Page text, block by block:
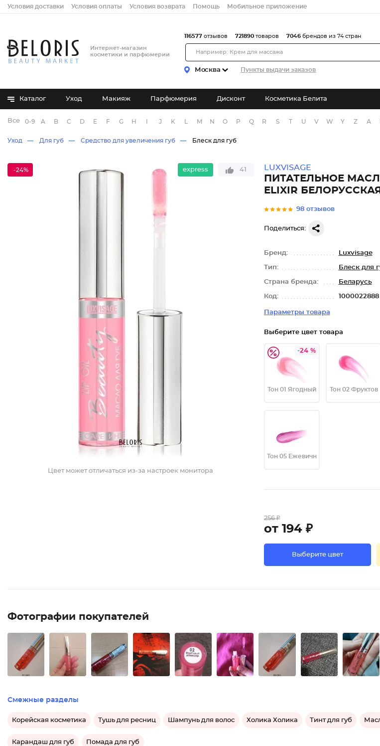
Условия доставки Условия оплаты Условия возврата Помощь Мобильное приложение
Интернет-магазин
косметики и парфюмерии
Москва Пункты выдачи заказов
116577 отзывов 721890 товаров 7046 брендов из 74 стран
Каталог Уход Макияж Парфюмерия Дисконт Косметика Белита
Все бренды
0-9 A B C D E F G H J K M N O P Q R S T U V W Y Z А
Уход Для губ Средство для увеличения губ Блеск для губ
-24% express 41
Цвет может отличаться из-за настроек монитора
LUXVISAGE
ПИТАТЕЛЬНОЕ
ELIXIR
98 отзывов
Поделиться:
Бренд: Luxvisage
Тип: Блеск для
Страна бренда: Беларусь
Код: 1000022888
Параметры товара
Выберите цвет товара
-24 %
Тон 01 Ягодный Тон 02 Фруктов
Тон 05 Ежевичн
256 ₽
от 194 ₽
Выберите цвет
Фотографии покупателей
Смежные разделы
Корейская косметика Тушь для ресниц Шампунь для волос Холика Холика Тинт для губ
Карандаш для губ Помада для губ